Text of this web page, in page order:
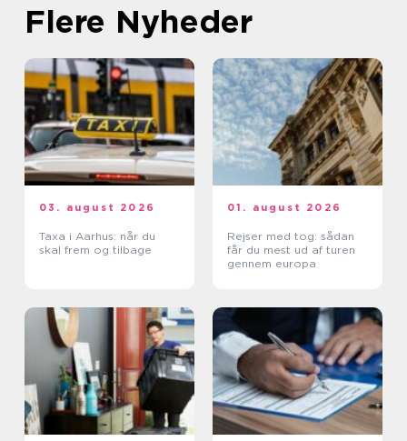
Flere Nyheder
03. august 2026
Taxa i Aarhus: når du
skal frem og tilbage
01. august 2026
Rejser med tog: sådan
får du mest ud af turen
gennem europa